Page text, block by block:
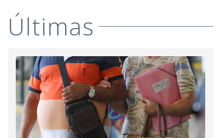
e
o
Últimas